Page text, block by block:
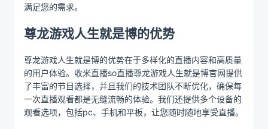
满足您的需求。
尊龙游戏人生就是博的优势
尊龙游戏人生就是博的优势在于多样化的直播内容和高质量
的用户体验。收米直播so直播尊龙游戏人生就是博官网提供
了丰富的节目选择，并且我们的技术团队不断优化，确保每
一次直播观看都是无缝流畅的体验。我们还提供多个设备的
观看选项，包括pc、手机和平板，让您随时随地享受直播。